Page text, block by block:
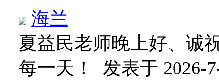
海兰
夏益民老师晚上好、诚
每一天！ 发表于 2026-